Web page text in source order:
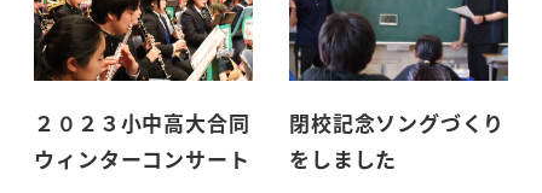
２０２３小中高大合同
ウィンターコンサート
閉校記念ソングづくり
をしました